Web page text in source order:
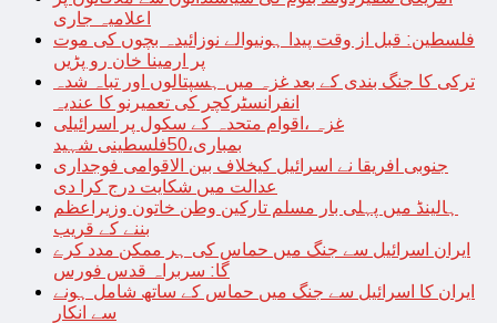
اعلامیہ جاری
فلسطین: قبل از وقت پیدا ہونیوالے نوزائیدہ بچوں کی موت
پر ارمینا خان رو پڑیں
ترکی کا جنگ بندی کے بعد غزہ میں ہسپتالوں اور تباہ شدہ
انفرانسٹرکچر کی تعمیرنو کا عندیہ
غزہ ،اقوام متحدہ کے سکول پر اسرائیلی
بمباری،50فلسطینی شہید
جنوبی افریقا نے اسرائیل کیخلاف بین الاقوامی فوجداری
عدالت میں شکایت درج کرا دی
ہالینڈ میں پہلی بار مسلم تارکین وطن خاتون وزیراعظم
بننے کے قریب
ایران اسرائیل سے جنگ میں حماس کی ہر ممکن مدد کرے
گا: سربراہ قدس فورس
ایران کا اسرائیل سے جنگ میں حماس کے ساتھ شامل ہونے
سے انکار